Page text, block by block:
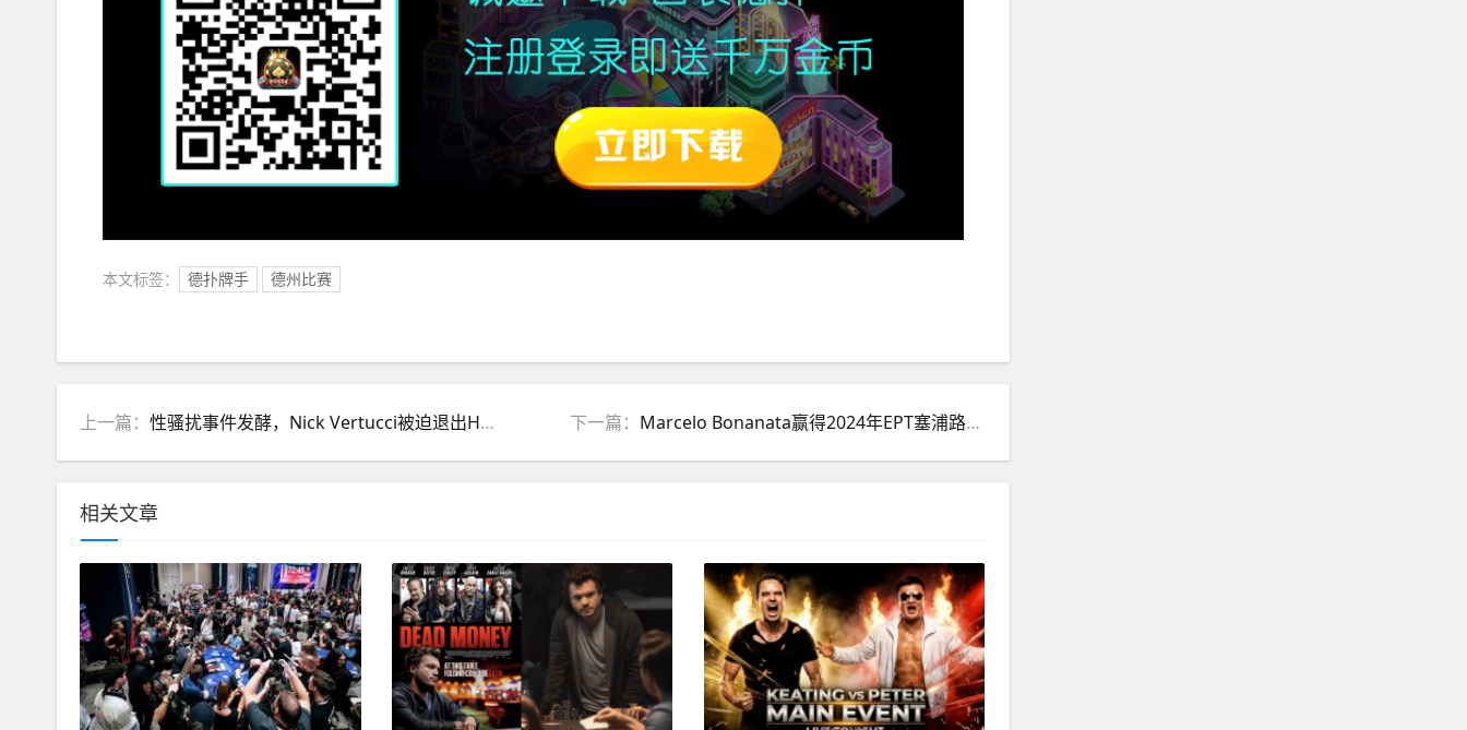
本文标签： 德扑牌手 德州比赛
上一篇： 性骚扰事件发酵，Nick Vertucci被迫退出Hustler Casino Live 下一篇： Marcelo Bonanata赢得2024年EPT塞浦路斯站神秘赏金赛冠军
相关文章